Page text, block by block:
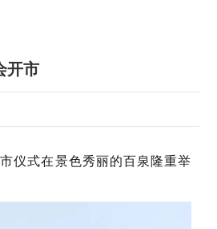
开市
仪式在景色秀丽的百泉隆重举